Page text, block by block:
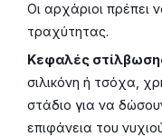
Οι αρχάριοι πρέπει
τραχύτητας.
Κεφαλές
σιλικόνη ή τσόχα,
στάδιο για να
επιφάνεια του